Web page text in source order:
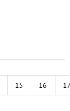
15 16